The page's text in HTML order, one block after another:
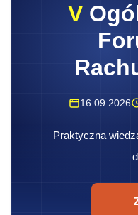
V
16.09.2026
Praktyczna